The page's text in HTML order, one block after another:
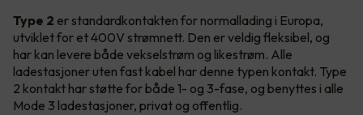
Type 2 er standardkontakten for normallading i Europa,
utviklet for et 400V strømnett. Den er veldig fleksibel, og
har kan levere både vekselstrøm og likestrøm. Alle
ladestasjoner uten fast kabel har denne typen kontakt. Type
2 kontakt har støtte for både 1- og 3-fase, og benyttes i alle
Mode 3 ladestasjoner, privat og offentlig.